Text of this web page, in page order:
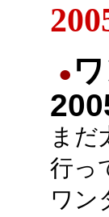
●
まだ
行っ
ワン